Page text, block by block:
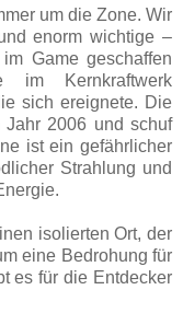
um die Zone. Wir
enorm wichtige –
Game geschaffen
im Kernkraftwerk
sich ereignete. Die
2006 und schuf
ist ein gefährlicher
Strahlung und
isolierten Ort, der
eine Bedrohung für
es für die Entdecker